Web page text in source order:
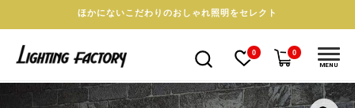
ほかにないこだわりのおしゃれ照明をセレクト
0 0
MENU